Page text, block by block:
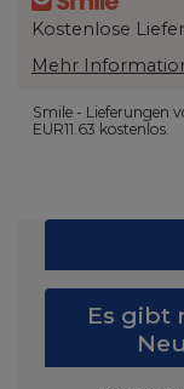
Kostenlose
Mehr
Smile - Lieferungen
EUR11.63 kostenlos.
Es gibt